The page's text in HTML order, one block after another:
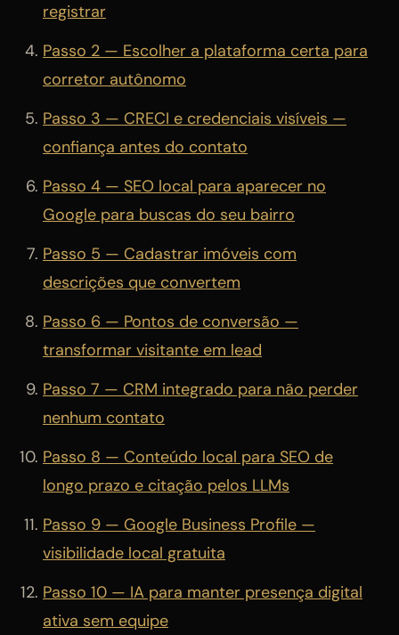
registrar
Passo 2 — Escolher a plataforma certa para
corretor autônomo
Passo 3 — CRECI e credenciais visíveis —
confiança antes do contato
Passo 4 — SEO local para aparecer no
Google para buscas do seu bairro
Passo 5 — Cadastrar imóveis com
descrições que convertem
Passo 6 — Pontos de conversão —
transformar visitante em lead
Passo 7 — CRM integrado para não perder
nenhum contato
Passo 8 — Conteúdo local para SEO de
longo prazo e citação pelos LLMs
Passo 9 — Google Business Profile —
visibilidade local gratuita
Passo 10 — IA para manter presença digital
ativa sem equipe